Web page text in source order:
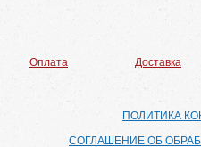
Оплата Доставка
ПОЛИТИКА
СОГЛАШЕНИЕ ОБ